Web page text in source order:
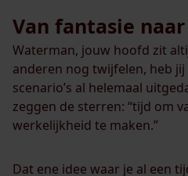
Van fantasie
Waterman, jouw hoofd zit
anderen nog twijfelen, heb
scenario’s al helemaal
zeggen de sterren: “tijd om
werkelijkheid te maken.”
Dat ene idee waar je al een